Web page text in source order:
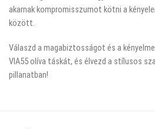
akarnak kompromisszumot kötni a
között.
Válaszd a magabiztosságot és a
VIA55 olíva táskát, és élvezd a stílusos
pillanatban!